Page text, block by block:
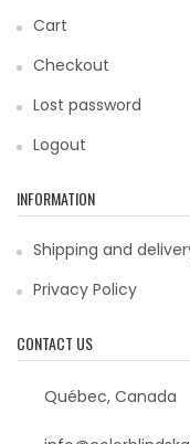
Cart
Checkout
Lost password
Logout
INFORMATION
Shipping and
Privacy Policy
CONTACT US
Québec, Canada